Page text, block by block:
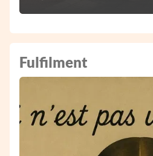
Fulfilment